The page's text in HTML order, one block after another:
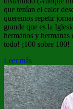
que tenían el calor
queremos repetir
grande que es la
hermanos y
todo! ¡100 sobre 100!
Leer más